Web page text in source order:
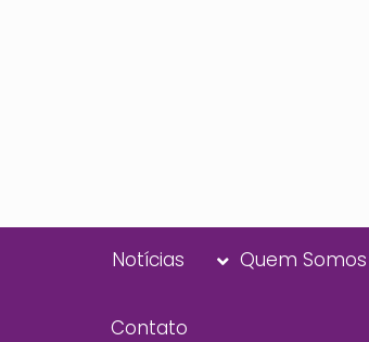
Notícias Quem Somos
Contato